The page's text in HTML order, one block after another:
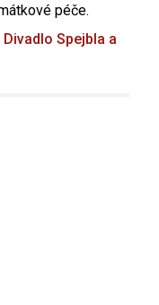
péče.
Divadlo Spejbla a